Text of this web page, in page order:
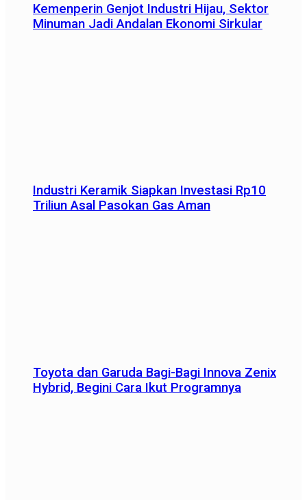
Kemenperin Genjot Industri Hijau, Sektor
Minuman Jadi Andalan Ekonomi Sirkular
Industri Keramik Siapkan Investasi Rp10
Triliun Asal Pasokan Gas Aman
Toyota dan Garuda Bagi-Bagi Innova Zenix
Hybrid, Begini Cara Ikut Programnya